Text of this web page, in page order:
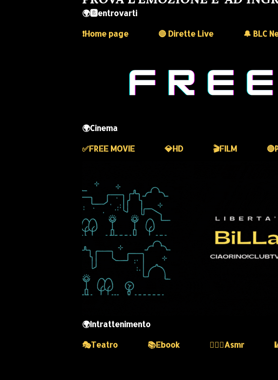
🌍🅱️entrovarti
❗️Home page
🔴 Dirette Live 🔔 BLC
🌍Cinema
✅️FREE MOVIE
💎HD 🎬FILM
🌍Intrattenimento
🎭Teatro
📚Ebook 💆🏻‍♀️Asmr